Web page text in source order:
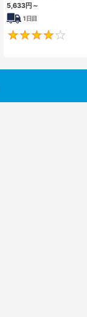
5,633円～
1日目